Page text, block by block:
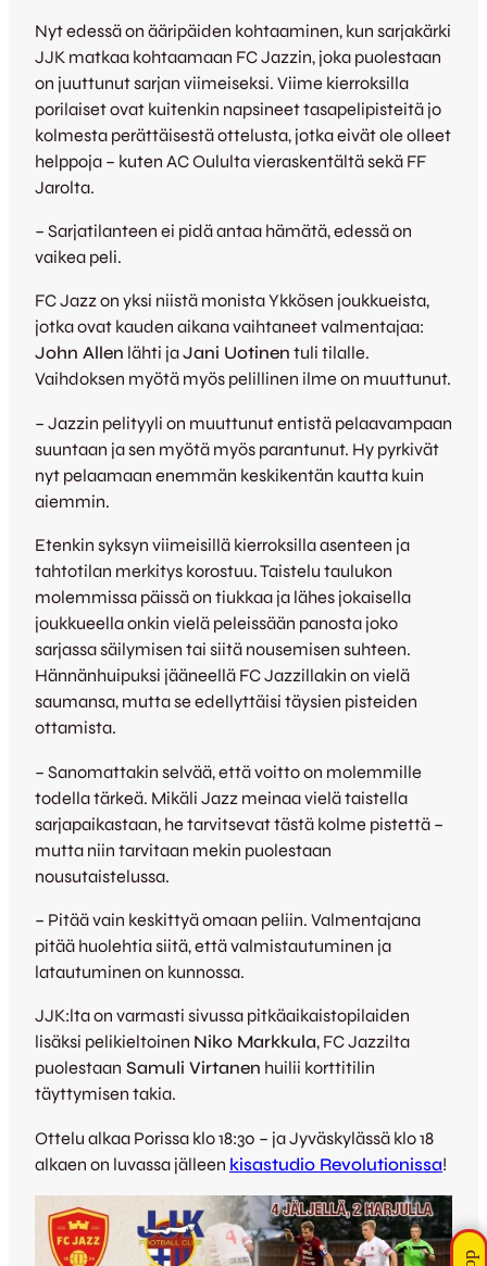
Nyt edessä on ääripäiden kohtaaminen, kun sarjakärki
JJK matkaa kohtaamaan FC Jazzin, joka puolestaan
on juuttunut sarjan viimeiseksi. Viime kierroksilla
porilaiset ovat kuitenkin napsineet tasapelipisteitä jo
kolmesta perättäisestä ottelusta, jotka eivät ole olleet
helppoja – kuten AC Oululta vieraskentältä sekä FF
Jarolta.
– Sarjatilanteen ei pidä antaa hämätä, edessä on
vaikea peli.
FC Jazz on yksi niistä monista Ykkösen joukkueista,
jotka ovat kauden aikana vaihtaneet valmentajaa:
John Allen lähti jaJani Uotinen tuli tilalle.
Vaihdoksen myötä myös pelillinen ilme on muuttunut.
– Jazzin pelityyli on muuttunut entistä pelaavampaan
suuntaan ja sen myötä myös parantunut. Hy pyrkivät
nyt pelaamaan enemmän keskikentän kautta kuin
aiemmin.
Etenkin syksyn viimeisillä kierroksilla asenteen ja
tahtotilan merkitys korostuu. Taistelu taulukon
molemmissa päissä on tiukkaa ja lähes jokaisella
joukkueella onkin vielä peleissään panosta joko
sarjassa säilymisen tai siitä nousemisen suhteen.
Hännänhuipuksi jääneellä FC Jazzillakin on vielä
saumansa, mutta se edellyttäisi täysien pisteiden
ottamista.
– Sanomattakin selvää, että voitto on molemmille
todella tärkeä. Mikäli Jazz meinaa vielä taistella
sarjapaikastaan, he tarvitsevat tästä kolme pistettä –
mutta niin tarvitaan mekin puolestaan
nousutaistelussa.
– Pitää vain keskittyä omaan peliin. Valmentajana
pitää huolehtia siitä, että valmistautuminen ja
latautuminen on kunnossa.
JJK:lta on varmasti sivussa pitkäaikaistopilaiden
lisäksi pelikieltoinen Niko Markkula, FC Jazzilta
puolestaan Samuli Virtanen huilii korttitilin
täyttymisen takia.
Ottelu alkaa Porissa klo 18:30 – ja Jyväskylässä klo 18
alkaen on luvassa jälleen kisastudio Revolutionissa!